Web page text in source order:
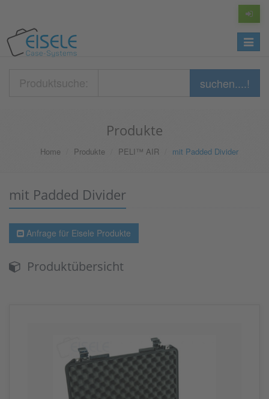
Toggle
suchen....!
Produkte
Home Produkte PELI™ AIR mit Padded Divider
mit Padded Divider
Anfrage für Eisele Produkte
Produktübersicht